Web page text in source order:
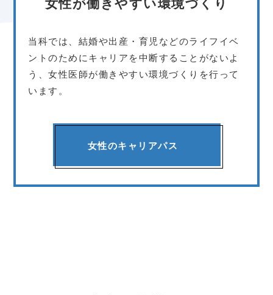
女性が働きやすい環境づくり
当科では、結婚や出産・育児などのライフイベ
ントのためにキャリアを中断することがないよ
う、女性医師が働きやすい環境づくりを行って
います。
女性のキャリアパス